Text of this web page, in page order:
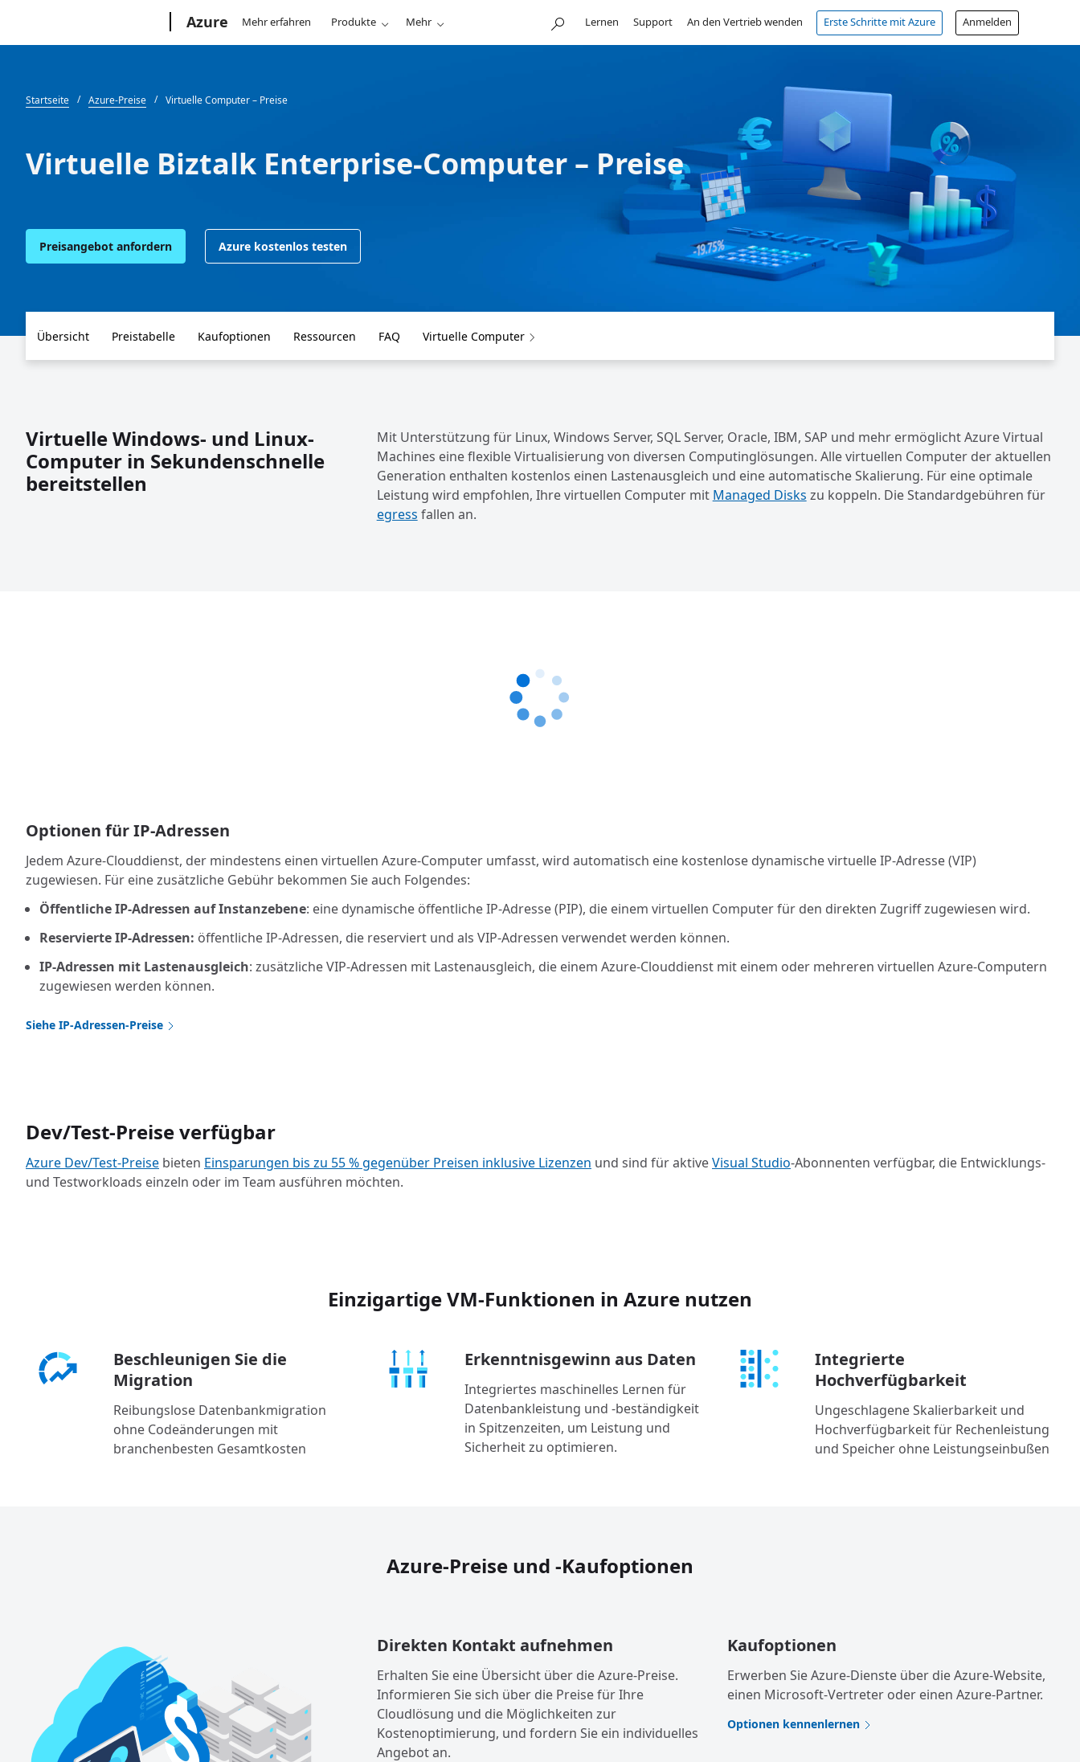
Azure Mehr erfahren Produkte Mehr Lernen Support An den Vertrieb wenden Erste Schritte mit Azure Anmelden
Startseite Azure-Preise Virtuelle Computer – Preise
Virtuelle Biztalk Enterprise-Computer – Preise
Preisangebot anfordern Azure kostenlos testen
Übersicht Preistabelle Kaufoptionen Ressourcen FAQ Virtuelle Computer
Virtuelle Windows- und Linux-
Computer in Sekundenschnelle
bereitstellen
Mit Unterstützung für Linux, Windows Server, SQL Server, Oracle, IBM, SAP und mehr ermöglicht Azure Virtual
Machines eine flexible Virtualisierung von diversen Computinglösungen. Alle virtuellen Computer der aktuellen
Generation enthalten kostenlos einen Lastenausgleich und eine automatische Skalierung. Für eine optimale
Leistung wird empfohlen, Ihre virtuellen Computer mit Managed Disks zu koppeln. Die Standardgebühren für
egress fallen an.
Optionen für IP-Adressen
Jedem Azure-Clouddienst, der mindestens einen virtuellen Azure-Computer umfasst, wird automatisch eine kostenlose dynamische virtuelle IP-Adresse (VIP)
zugewiesen. Für eine zusätzliche Gebühr bekommen Sie auch Folgendes:
Öffentliche IP-Adressen auf Instanzebene: eine dynamische öffentliche IP-Adresse (PIP), die einem virtuellen Computer für den direkten Zugriff zugewiesen wird.
Reservierte IP-Adressen: öffentliche IP-Adressen, die reserviert und als VIP-Adressen verwendet werden können.
IP-Adressen mit Lastenausgleich: zusätzliche VIP-Adressen mit Lastenausgleich, die einem Azure-Clouddienst mit einem oder mehreren virtuellen Azure-Computern
zugewiesen werden können.
Siehe IP-Adressen-Preise
Dev/Test-Preise verfügbar
Azure Dev/Test-Preise bieten Einsparungen bis zu 55 % gegenüber Preisen inklusive Lizenzen und sind für aktiveVisual Studio-Abonnenten verfügbar, die Entwicklungs-
und Testworkloads einzeln oder im Team ausführen möchten.
Einzigartige VM-Funktionen in Azure nutzen
Beschleunigen Sie die
Migration
Reibungslose Datenbankmigration
ohne Codeänderungen mit
branchenbesten Gesamtkosten
Erkenntnisgewinn aus Daten
Integriertes maschinelles Lernen für
Datenbankleistung und -beständigkeit
in Spitzenzeiten, um Leistung und
Sicherheit zu optimieren.
Integrierte
Hochverfügbarkeit
Ungeschlagene Skalierbarkeit und
Hochverfügbarkeit für Rechenleistung
und Speicher ohne Leistungseinbußen
Azure-Preise und -Kaufoptionen
Direkten Kontakt aufnehmen
Erhalten Sie eine Übersicht über die Azure-Preise.
Informieren Sie sich über die Preise für Ihre
Cloudlösung und die Möglichkeiten zur
Kostenoptimierung, und fordern Sie ein individuelles
Angebot an.
Kaufoptionen
Erwerben Sie Azure-Dienste über die Azure-Website,
einen Microsoft-Vertreter oder einen Azure-Partner.
Optionen kennenlernen